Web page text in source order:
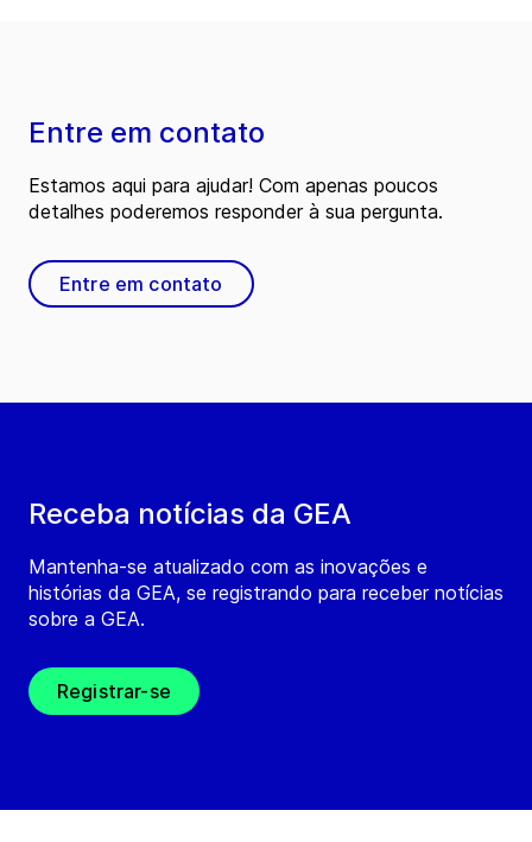
Receba notícias da GEA
Mantenha-se atualizado com as inovações e
histórias da GEA, se registrando para receber notícias
sobre a GEA.
Registrar-se
Entre em contato
Estamos aqui para ajudar! Com apenas poucos
detalhes poderemos responder à sua pergunta.
Entre em contato